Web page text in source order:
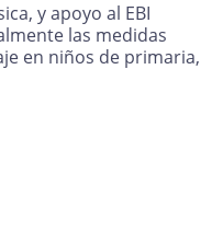
y apoyo al EBI
las medidas
en niños de primaria,